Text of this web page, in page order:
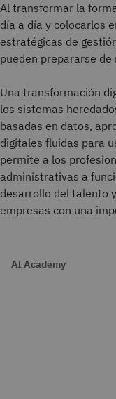
Al transformar la
día a día y colocarlos
estratégicas de
pueden prepararse
Una transformación
los sistemas
basadas en datos,
digitales fluidas para
permite a los
administrativas a
desarrollo del talento
empresas con una
AI Academy